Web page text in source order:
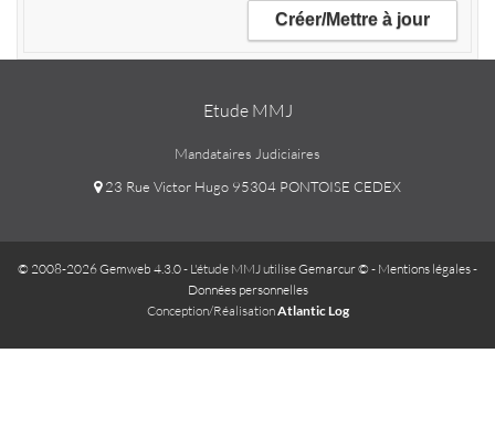
Etude MMJ
Mandataires Judiciaires
23 Rue Victor Hugo 95304 PONTOISE CEDEX
© 2008-2026 Gemweb 4.3.0- L'étude MMJ utiliseGemarcur © - Mentions légales-
Données personnelles
Conception/RéalisationAtlantic Log